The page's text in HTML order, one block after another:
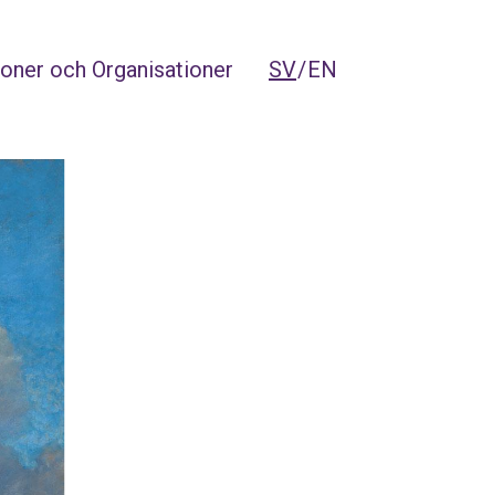
och Organisationer SV EN